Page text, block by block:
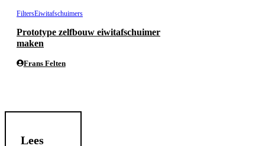
FiltersEiwitafschuimers
Prototype zelfbouw eiwitafschuimer
maken
Frans Felten
Lees